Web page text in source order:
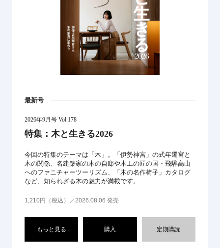
最新号
2026年9月号 Vol.178
特集：木と生きる2026
今回の特集のテーマは「木」。「伊勢神宮」の式年遷宮と
木の関係、名建築家の木の自邸や木工の匠の国・飛騨高山
へのファニチャーツーリズム、「木の名作椅子」カタログ
など、知られざる木の魅力が満載です。
1,210円（税込）／2026.08.06 発売
もっと見る 購入 定期購読